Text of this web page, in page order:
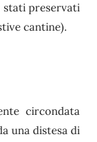
stati preservati
cantine).
circondata
una distesa di